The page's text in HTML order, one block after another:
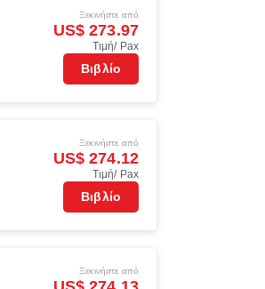
Ξεκινήστε από
US$ 273.97
Τιμή/ Pax
Βιβλίο
Ξεκινήστε από
US$ 274.12
Τιμή/ Pax
Βιβλίο
Ξεκινήστε από